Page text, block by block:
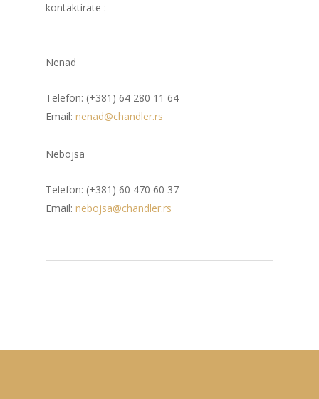
kontaktirate :
Nenad
Telefon: (+381) 64 280 11 64
Email: nenad@chandler.rs
Nebojsa
Telefon: (+381) 60 470 60 37
Email: nebojsa@chandler.rs